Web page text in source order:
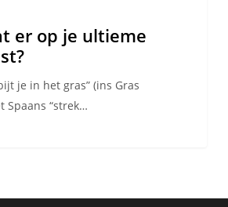
er op je ultieme
je in het gras” (ins Gras
Spaans “strek…